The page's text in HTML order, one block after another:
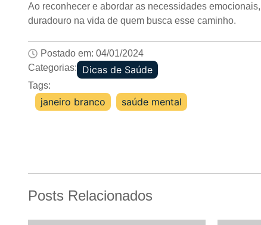
Ao reconhecer e abordar as necessidades
duradouro na vida de quem busca esse caminho.
Postado em: 04/01/2024
Categorias:
Dicas de Saúde
Tags:
janeiro branco saúde mental
Posts Relacionados